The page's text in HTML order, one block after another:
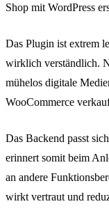
Shop mit WordPress
Das Plugin ist extrem
wirklich verständlich.
mühelos digitale
WooCommerce
Das Backend passt
erinnert somit beim
an andere
wirkt vertraut und